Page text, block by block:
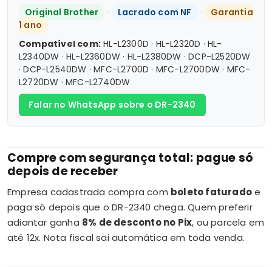
Original Brother · Lacrado com NF ·
Garantia
1 ano
Compatível com: HL-L2300D · HL-L2320D · HL-
L2340DW · HL-L2360DW · HL-L2380DW · DCP-L2520DW
· DCP-L2540DW · MFC-L2700D · MFC-L2700DW · MFC-
L2720DW · MFC-L2740DW
Falar no WhatsApp sobre o DR-2340
Compre com segurança total: pague só
depois de receber
Empresa cadastrada compra com boleto faturadoe
paga só depois que o DR-2340 chega. Quem preferir
adiantar ganha 8% de desconto no Pix, ou parcela em
até 12x. Nota fiscal sai automática em toda venda.